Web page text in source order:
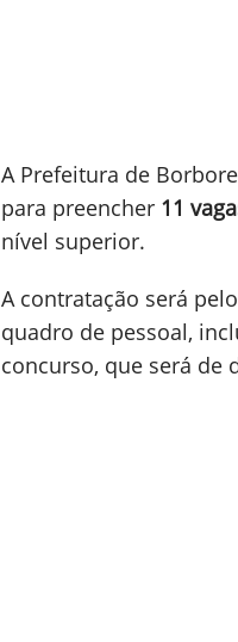
A Prefeitura de
para preencher 11
nível superior.
A contratação será
quadro de pessoal,
concurso, que será de